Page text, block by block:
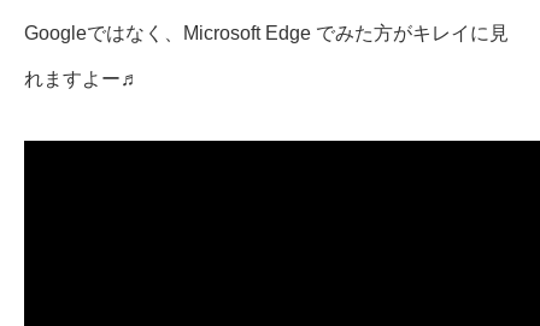
Googleではなく、Microsoft Edge でみた方がキレイに見
れますよー♬